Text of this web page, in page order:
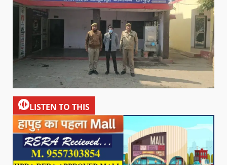
LISTEN TO THIS